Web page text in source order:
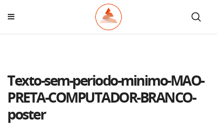
Texto-sem-periodo-minimo-MAO-
PRETA-COMPUTADOR-BRANCO-
poster